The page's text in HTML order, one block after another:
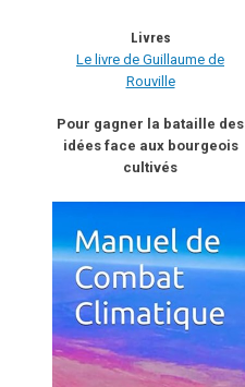
Livres
Le livre de Guillaume de
Rouville
Pour gagner la bataille des
idées face aux bourgeois
cultivés